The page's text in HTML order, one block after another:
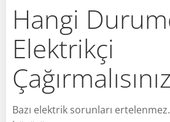
Hangi
Elektrikçi
Bazı elektrik sorunları